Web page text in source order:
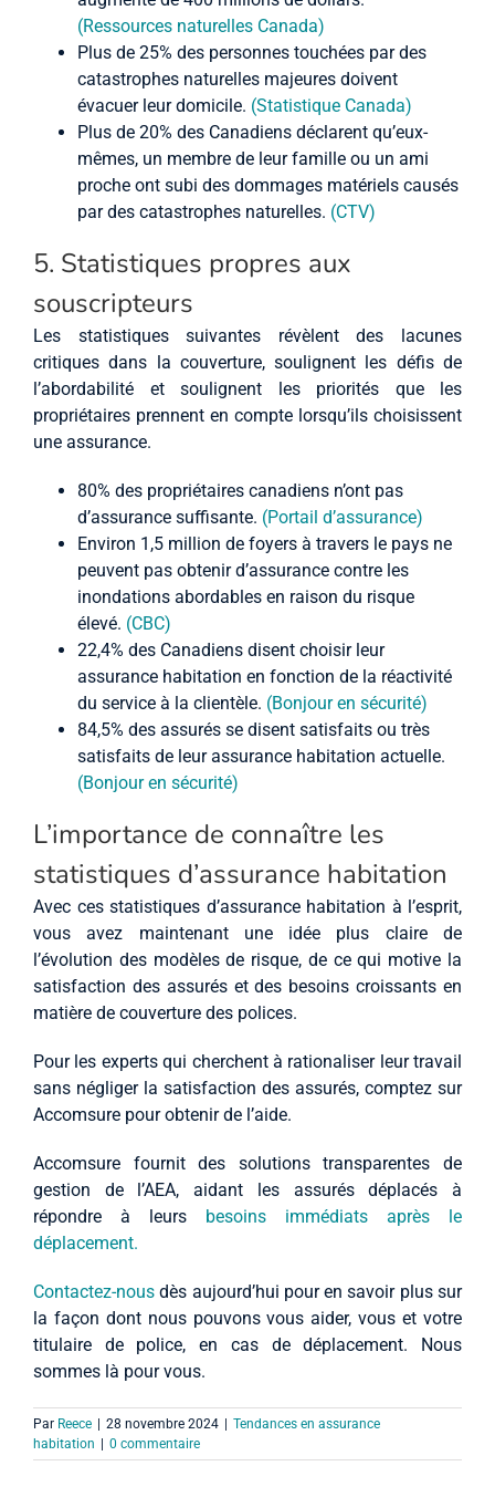
(Ressources naturelles Canada)
Plus de 25% des personnes touchées par des
catastrophes naturelles majeures doivent
évacuer leur domicile. (Statistique Canada)
Plus de 20% des Canadiens déclarent qu’eux-
mêmes, un membre de leur famille ou un ami
proche ont subi des dommages matériels causés
par des catastrophes naturelles. (CTV)
5. Statistiques propres aux
souscripteurs
Les statistiques suivantes révèlent des lacunes
critiques dans la couverture, soulignent les défis de
l’abordabilité et soulignent les priorités que les
propriétaires prennent en compte lorsqu’ils choisissent
une assurance.
80% des propriétaires canadiens n’ont pas
d’assurance suffisante. (Portail d’assurance)
Environ 1,5 million de foyers à travers le pays ne
peuvent pas obtenir d’assurance contre les
inondations abordables en raison du risque
élevé. (CBC)
22,4% des Canadiens disent choisir leur
assurance habitation en fonction de la réactivité
du service à la clientèle. (Bonjour en sécurité)
84,5% des assurés se disent satisfaits ou très
satisfaits de leur assurance habitation actuelle.
(Bonjour en sécurité)
L’importance de connaître les
statistiques d’assurance habitation
Avec ces statistiques d’assurance habitation à l’esprit,
vous avez maintenant une idée plus claire de
l’évolution des modèles de risque, de ce qui motive la
satisfaction des assurés et des besoins croissants en
matière de couverture des polices.
Pour les experts qui cherchent à rationaliser leur travail
sans négliger la satisfaction des assurés, comptez sur
Accomsure pour obtenir de l’aide.
Accomsure fournit des solutions transparentes de
gestion de l’AEA, aidant les assurés déplacés à
répondre à leurs besoins immédiats après le
déplacement.
Contactez-nous dès aujourd’hui pour en savoir plus sur
la façon dont nous pouvons vous aider, vous et votre
titulaire de police, en cas de déplacement. Nous
sommes là pour vous.
Par Reece | 28 novembre 2024 | Tendances en assurance
habitation | 0 commentaire